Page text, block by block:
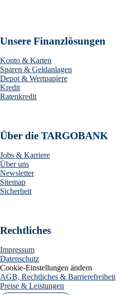
Unsere Finanzlösungen
Konto & Karten
Sparen & Geldanlagen
Depot & Wertpapiere
Kredit
Ratenkredit
Über die TARGOBANK
Jobs & Karriere
Über uns
Newsletter
Sitemap
Sicherheit
Rechtliches
Impressum
Datenschutz
Cookie-Einstellungen ändern
AGB, Rechtliches & Barrierefreiheit
Preise & Leistungen